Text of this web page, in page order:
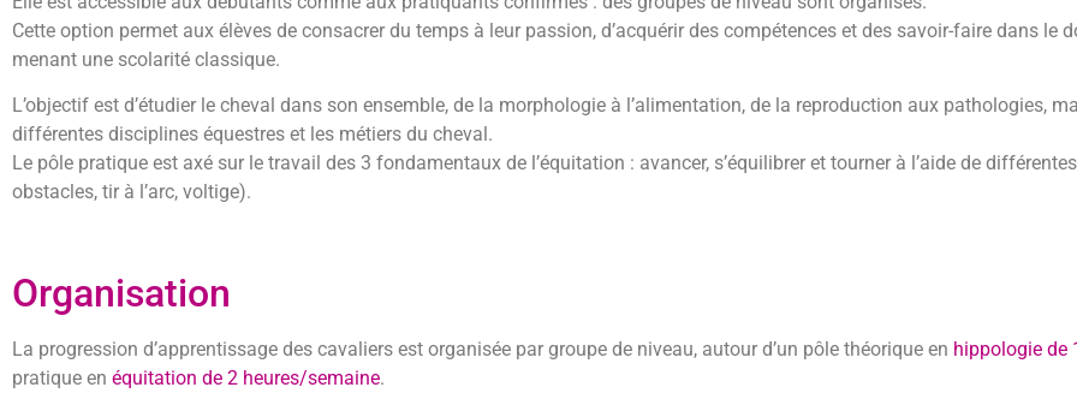
Cette option permet aux élèves de consacrer du temps à leur passion, d’acquérir des compétences et des savoir-faire dans le
menant une scolarité classique.
L’objectif est d’étudier le cheval dans son ensemble, de la morphologie à l’alimentation, de la reproduction aux pathologies,
différentes disciplines équestres et les métiers du cheval.
Le pôle pratique est axé sur le travail des 3 fondamentaux de l’équitation : avancer, s’équilibrer et tourner à l’aide de
obstacles, tir à l’arc, voltige).
Organisation
La progression d’apprentissage des cavaliers est organisée par groupe de niveau, autour d’un pôle théorique en hippologie de
pratique en équitation de 2 heures/semaine.